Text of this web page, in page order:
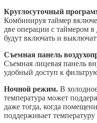
Круглосуточный
Комбинируя таймер
две операции с таймером
будут включать и
Съемная панель
Съемная лицевая панель
удобный доступ к
Ночной режим. В
температура может
даже тогда, когда
поддерживает